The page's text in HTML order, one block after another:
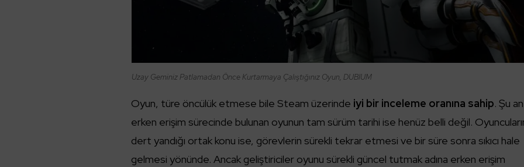
Uzay Geminiz Patlamadan Önce Kurtarmaya Çalıştığınız Oyun, DUBIUM
Oyun, türe öncülük etmese bile Steam üzerinde iyi bir inceleme oranına sahip. Şu an
erken erişim sürecinde bulunan oyunun tam sürüm tarihi ise henüz belli değil.
dert yandığı ortak konu ise, görevlerin sürekli tekrar etmesi ve bir süre sonra sıkıcı hale
gelmesi yönünde. Ancak geliştiriciler oyunu sürekli güncel tutmak adına erken erişim